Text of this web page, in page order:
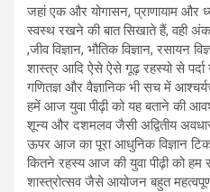
जहां एक और योगासन, प्राणायाम और
स्वस्थ रखने की बात सिखाते हैं, वही
,जीव विज्ञान, भौतिक विज्ञान, रसायन
शास्त्र आदि ऐसे ऐसे गूढ़ रहस्यो से
गणितज्ञ और वैज्ञानिक भी सच में
हमें आज युवा पीढ़ी को यह बताने की
शून्य और दशमलव जैसी अद्वितीय
ऊपर आज का पूरा आधुनिक विज्ञान
कितने रहस्य आज की युवा पीढ़ी को हम
शास्त्रोत्सव जैसे आयोजन बहुत